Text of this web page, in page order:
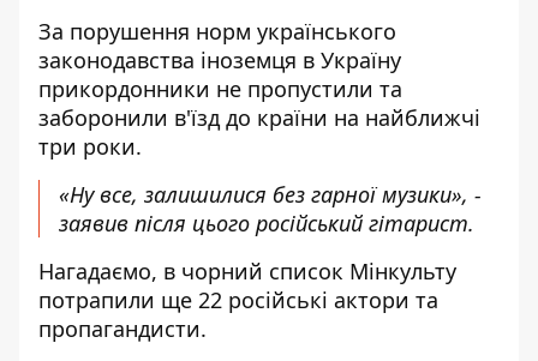
За порушення норм українського
законодавства іноземця в Україну
прикордонники не пропустили та
заборонили в'їзд до країни на найближчі
три роки.
«Ну все, залишилися без гарної музики», -
заявив після цього російський гітарист.
Нагадаємо, в чорний список Мінкульту
потрапили ще 22 російські актори та
пропагандисти.